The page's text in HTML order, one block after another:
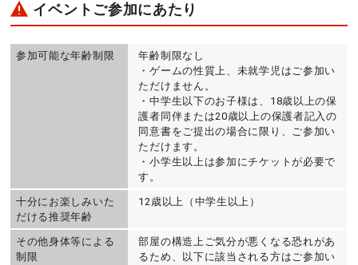
イベントご参加にあたり
参加可能な年齢制限
年齢制限なし
・ゲームの性質上、未就学児はご参加い
ただけません。
・中学生以下のお子様は、18歳以上の保
護者同伴または20歳以上の保護者記入の
同意書をご提出の場合に限り、ご参加い
ただけます。
・小学生以上は参加にチケットが必要で
す。
十分にお楽しみいた
だける推奨年齢
12歳以上（中学生以上）
その他身体等による
制限
部屋の構造上ご気分が悪くなる恐れがあ
るため、以下に該当される方はご参加い